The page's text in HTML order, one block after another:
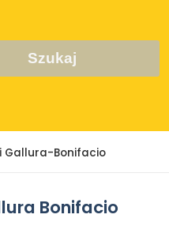
Szukaj
Gallura-Bonifacio
Bonifacio